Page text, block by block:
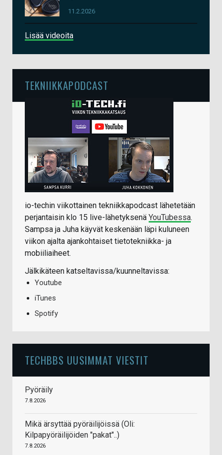
11.2.2026
Lisää videoita
TEKNIIKKAPODCAST
io-techin viikottainen tekniikkapodcast lähetetään
perjantaisin klo 15 live-lähetyksenä YouTubessa.
Sampsa ja Juha käyvät keskenään läpi kuluneen
viikon ajalta ajankohtaiset tietotekniikka- ja
mobiiliaiheet.
Jälkikäteen katseltavissa/kuunneltavissa:
Youtube
iTunes
Spotify
TECHBBS UUSIMMAT VIESTIT
Pyöräily
7.8.2026
Mikä ärsyttää pyöräilijöissä (Oli:
Kilpapyöräilijöiden "pakat"..)
7.8.2026